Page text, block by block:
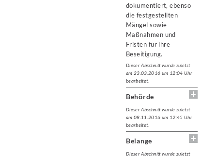
dokumentiert, ebenso
die festgestellten
Mängel sowie
Maßnahmen und
Fristen für ihre
Beseitigung.
Dieser Abschnitt wurde zuletzt
am 23.03.2016 um 12:04 Uhr
bearbeitet.
Behörde
Dieser Abschnitt wurde zuletzt
am 08.11.2016 um 12:45 Uhr
bearbeitet.
Belange
Dieser Abschnitt wurde zuletzt